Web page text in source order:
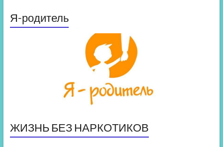
Я-родитель
ЖИЗНЬ БЕЗ НАРКОТИКОВ